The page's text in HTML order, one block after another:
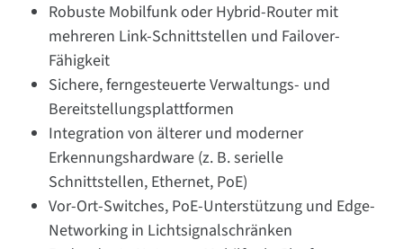
Robuste Mobilfunk oder Hybrid-Router mit
mehreren Link-Schnittstellen und Failover-
Fähigkeit
Sichere, ferngesteuerte Verwaltungs- und
Bereitstellungsplattformen
Integration von älterer und moderner
Erkennungshardware (z. B. serielle
Schnittstellen, Ethernet, PoE)
Vor-Ort-Switches, PoE-Unterstützung und Edge-
Networking in Lichtsignalschränken